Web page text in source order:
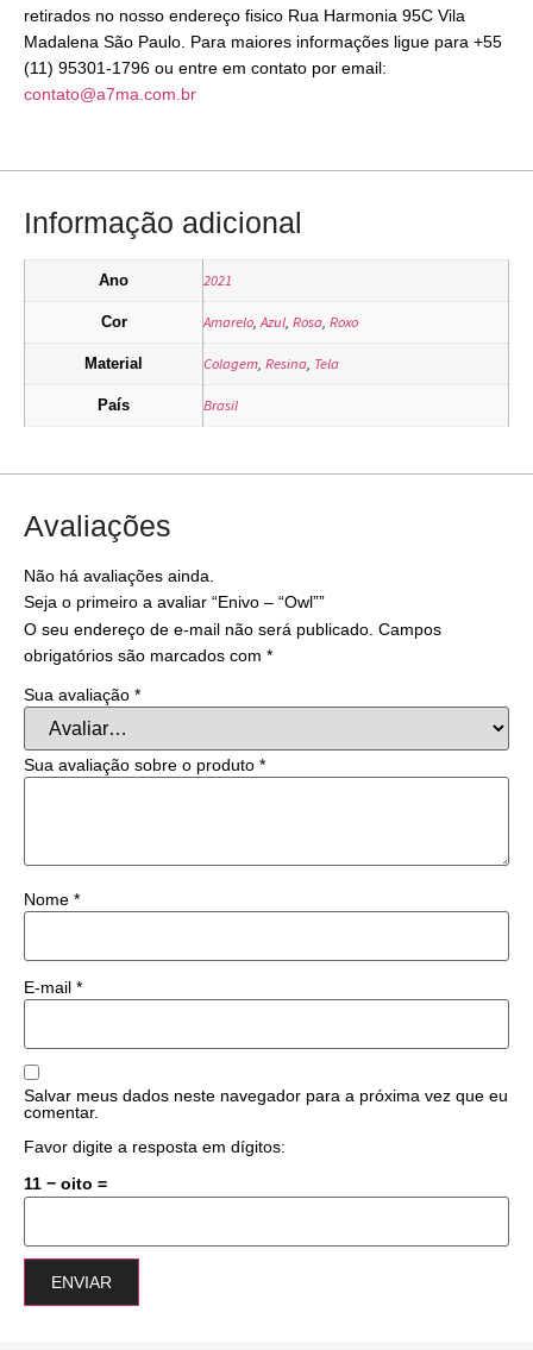
retirados no nosso endereço fisico Rua Harmonia 95C Vila
Madalena São Paulo. Para maiores informações ligue para +55
(11) 95301-1796 ou entre em contato por email:
contato@a7ma.com.br
Informação adicional
Ano 2021
Cor Amarelo Azul Rosa Roxo
Material Colagem Resina Tela
País Brasil
Avaliações
Não há avaliações ainda.
Seja o primeiro a avaliar “Enivo – “Owl””
O seu endereço de e-mail não será publicado. Campos
obrigatórios são marcados com *
Sua avaliação *
Sua avaliação sobre o produto *
Nome *
E-mail *
Salvar meus dados neste navegador para a próxima vez que eu
comentar.
Favor digite a resposta em dígitos:
11 − oito =